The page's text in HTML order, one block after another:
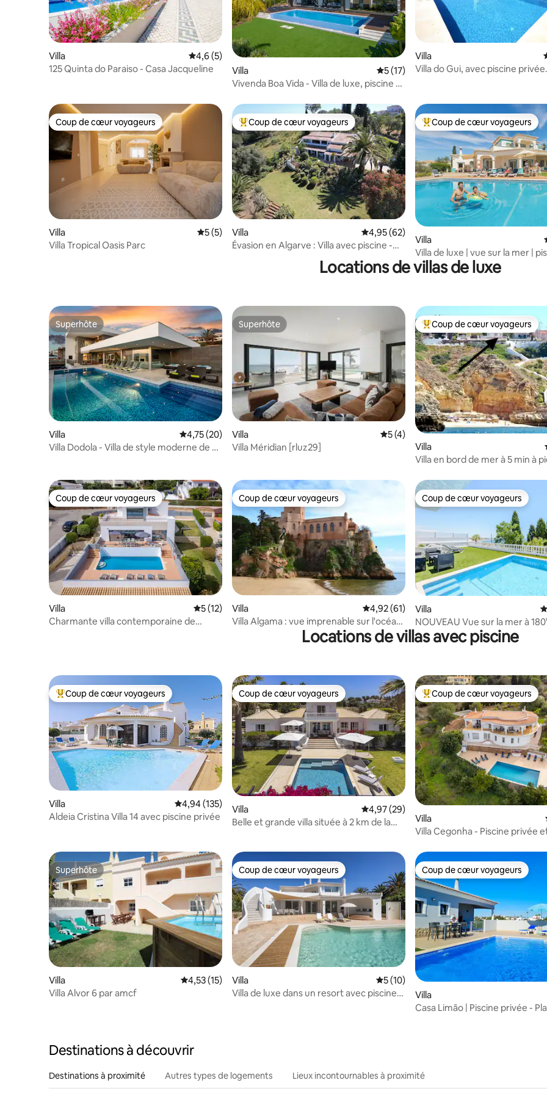
Villa Évaluation moyenne sur la base de 5 commentaires : 4,6 sur 5
4,6 (5)
125 Quinta do Paraiso - Casa Jacqueline
Villa Évaluation moyenne sur la base de 17
5 (17)
Vivenda Boa Vida - Villa de luxe, piscine à
Villa
Villa do Gui, avec piscine privée
Coup de cœur voyageurs
Coup de cœur voyageurs
Villa Évaluation moyenne sur la base de 5 commentaires : 5 sur 5
5 (5)
Villa Tropical Oasis Parc
Coups de cœur voyageurs les plus appréciés
Coup de cœur voyageurs
Villa Évaluation moyenne sur la base de 62
4,95 (62)
Évasion en Algarve : Villa avec piscine -
Coups de cœur voyageurs les
Coup de cœur voyageurs
Villa
Villa de luxe | vue sur la mer |
chauffée | près de la plage
Locations de villas de luxe
Superhôte
Superhôte
Villa Évaluation moyenne sur la base de 20 commentaires : 4,75 sur 5
4,75 (20)
Villa Dodola - Villa de style moderne de 5
Superhôte
Superhôte
Villa Évaluation moyenne sur la base de 4
5 (4)
Villa Méridian [rluz29]
Coups de cœur voyageurs les
Coup de cœur voyageurs
Villa
Villa en bord de mer à 5 min à
Coup de cœur voyageurs
Coup de cœur voyageurs
Villa Évaluation moyenne sur la base de 12 commentaires : 5 sur 5
5 (12)
Charmante villa contemporaine de
Coup de cœur voyageurs
Coup de cœur voyageurs
Villa Évaluation moyenne sur la base de 61
4,92 (61)
Villa Algama : vue imprenable sur l'océan/
Coup de cœur voyageurs
Coup de cœur voyageurs
Villa
NOUVEAU Vue sur la mer à
piscine privée chauffée
Locations de villas avec piscine
Coups de cœur voyageurs les plus appréciés
Coup de cœur voyageurs
Villa Évaluation moyenne sur la base de 135 commentaires : 4,94 sur 5
4,94 (135)
Aldeia Cristina Villa 14 avec piscine privée
Coup de cœur voyageurs
Coup de cœur voyageurs
Villa Évaluation moyenne sur la base de 29
4,97 (29)
Belle et grande villa située à 2 km de la
Coups de cœur voyageurs les
Coup de cœur voyageurs
Villa
Villa Cegonha - Piscine privée
Superhôte
Superhôte
Villa Évaluation moyenne sur la base de 15 commentaires : 4,53 sur 5
4,53 (15)
Villa Alvor 6 par amcf
Coup de cœur voyageurs
Coup de cœur voyageurs
Villa Évaluation moyenne sur la base de 10
5 (10)
Villa de luxe dans un resort avec piscine
Coup de cœur voyageurs
Coup de cœur voyageurs
Villa
Casa Limão | Piscine privée -
Destinations à découvrir
Destinations à proximité Autres types de logements Lieux incontournables à proximité